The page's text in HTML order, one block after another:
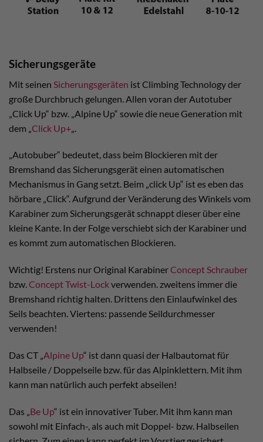
Sicherungsgeräte
Mit seinen Sicherungsgeräten ist Climbing Technology der
große Durchbruch gelungen. Allen voran der Autotuber
„Click Up“ bzw. „Alpine Up“ sowie die neue Generation mit
dem „ Click Up+
„Autobuber“ bedeutet, dass beim Blockieren mit der
Bremshand das Sicherungsgerät einen automatischen
Mechanismus in Gang setzt. Beim „click Up“ ist es eben das
hörbare „Click“. Aufgrund der Veränderung des Winkels vom
Karabiner zum Sicherungsgerät schnappt dieser über eine
kleine Kante. In der Folge verschiebt sich der Karabiner und
es kommt zum automatischen Blockieren.
Wichtig! Erstens nur Original KarabinerConcept Schrauber
bzw.Concept Twist-Lockverwenden. zweitens immer die
Bremshand richtig halten. Drittens den Einlaufwinkel des
Seils beachten. Viertens: passende Seildurchmesser
verwenden!
Das CT „Alpine Up“ ist dann quasi der Halbautomat für
Halbseile / Doppelseile bzw. für das Alpinklettern. Mit ihm
kann man natürlich auch perfekt abseilen!
Das „ Be Up“ ist ein innovativer Tuber. Mit ihm kann man
sowohl mit Einfach-, als auch mit Doppel- bzw. Halbseilen